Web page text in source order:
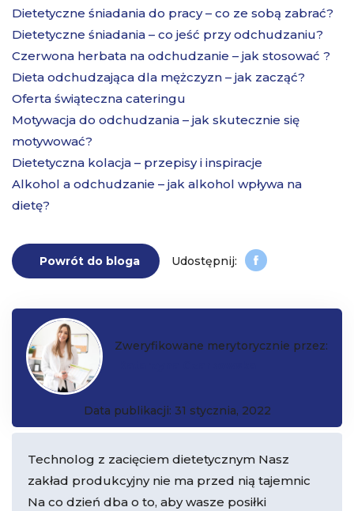
Dietetyczne śniadania do pracy – co ze sobą zabrać?
Dietetyczne śniadania – co jeść przy odchudzaniu?
Czerwona herbata na odchudzanie – jak stosować ?
Dieta odchudzająca dla mężczyzn – jak zacząć?
Oferta świąteczna cateringu
Motywacja do odchudzania – jak skutecznie się
motywować?
Dietetyczna kolacja – przepisy i inspiracje
Alkohol a odchudzanie – jak alkohol wpływa na
dietę?
Powrót do bloga
Zweryfikowane merytorycznie przez:
Data publikacji: 31 stycznia, 2022
Technolog z zacięciem dietetycznym Nasz
zakład produkcyjny nie ma przed nią tajemnic
Na co dzień dba o to, aby wasze posiłki